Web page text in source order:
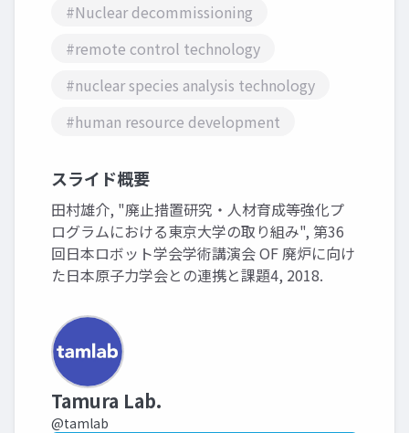
#Nuclear decommissioning
#remote control technology
#nuclear species analysis technology
#human resource development
スライド概要
田村雄介, "廃止措置研究・人材育成等強化プ
ログラムにおける東京大学の取り組み", 第36
回日本ロボット学会学術講演会 OF 廃炉に向け
た日本原子力学会との連携と課題4, 2018.
Tamura Lab.
@tamlab